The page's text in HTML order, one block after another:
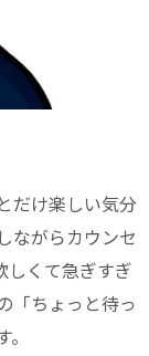
だけ楽しい気分
ながらカウンセ
しくて急ぎすぎ
「ちょっと待っ